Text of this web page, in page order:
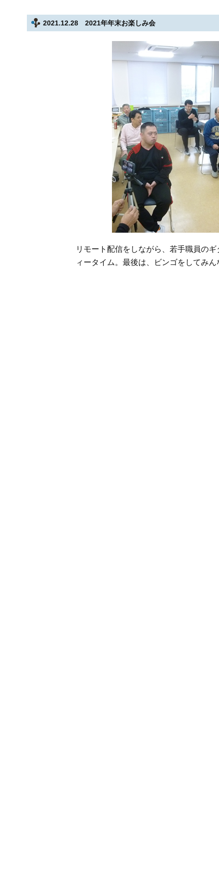
2021.12.28 2021年年末お楽しみ会
リモート配信をしながら、若手職員の
ィータイム。最後は、ビンゴをしてみ